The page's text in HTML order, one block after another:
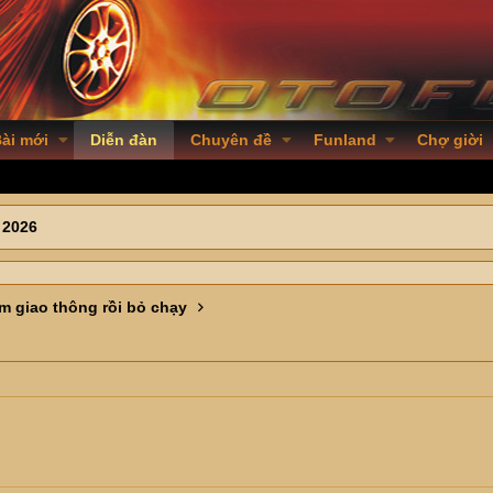
mới Diễn đàn Chuyên đề Funland Chợ giời
giao thông rồi bỏ chạy